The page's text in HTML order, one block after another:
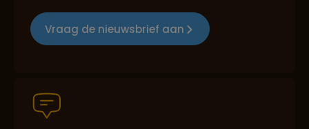
Groepsreizen mét indivuele vrijheid
Vraag de nieuwsbrief aan